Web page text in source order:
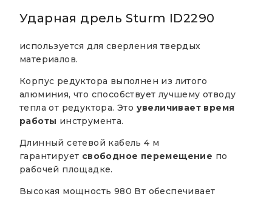
Ударная дрель Sturm ID2290
используется для сверления твердых
материалов.
Корпус редуктора выполнен из литого
алюминия, что способствует лучшему отводу
тепла от редуктора. Это увеличивает время
работы инструмента.
Длинный сетевой кабель 4 м
гарантирует свободное перемещение по
рабочей площадке.
Высокая мощность 980 Вт обеспечивает